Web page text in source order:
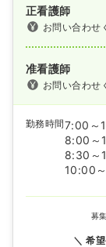
正看護師
お問い合わせ
准看護師
お問い合わせ
勤務時間7:00～
8:00～
8:30～
10:00
募
希